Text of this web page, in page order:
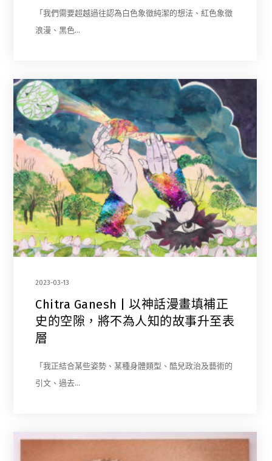
「我們需要超越過往認為白色象徵純潔的想法、紅色象徵
浪漫、黑色…
2023-03-13
Chitra Ganesh | 以神話漫畫填補正
史的空隙，將不為人知的故事升至表
層
「我正結合某些姿勢、某種身體類型、酷兒政治及藝術的
引文、過去…